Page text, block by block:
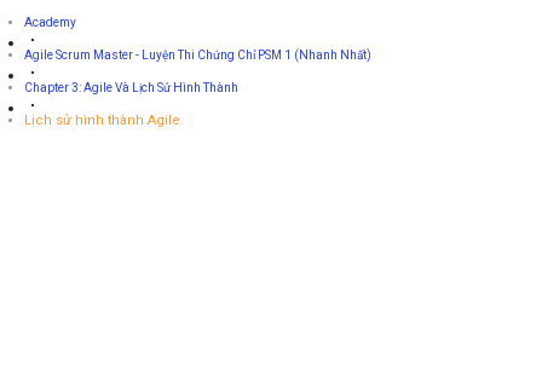
Academy
Agile Scrum Master - Luyện Thi Chứng Chỉ PSM 1 (Nhanh Nhất)
Chapter 3: Agile Và Lịch Sử Hình Thành
Lịch sử hình thành Agile